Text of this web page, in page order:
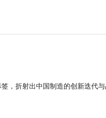
，折射出中国制造的创新迭代